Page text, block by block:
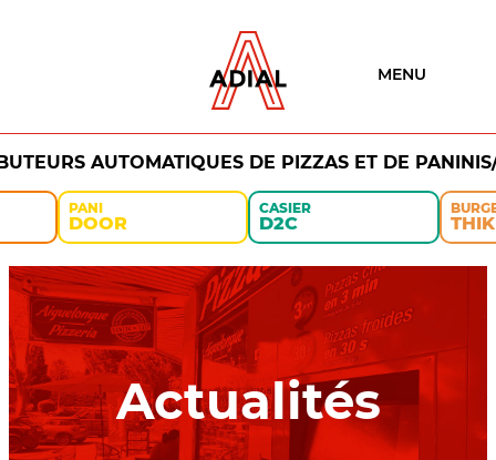
MENU
AUTOMATIQUES DE PIZZAS ET DE
PANI
DOOR
CASIER
D2C THIK
Actualités